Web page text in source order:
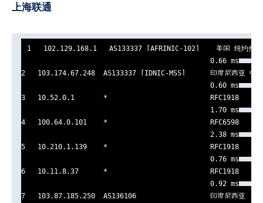
上海联通
1   102.129.168.1   AS133337 [AFRINIC-102]    美国 纽约
                                              0.66 ms
2   103.174.67.248  AS133337 [IDNIC-MSS]      印度尼西亚 中
                                              0.60 ms
3   10.52.0.1       *
                                              1.70 ms
4   100.64.0.101    *
                                              2.38 ms
5   10.210.1.139    *
                                              0.76 ms
6   10.11.8.37      *
                                              0.92 ms
7   103.87.185.250  AS136106                  印度尼西亚